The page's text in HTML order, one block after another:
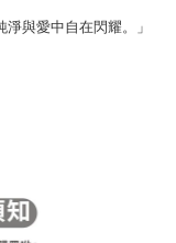
與愛中自在閃耀。」